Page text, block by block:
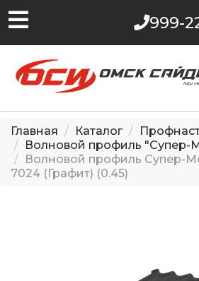
999-
Главная Каталог
Волновой профиль "Супер-
Волновой профиль Супер-
7024 (Графит) (0.45)